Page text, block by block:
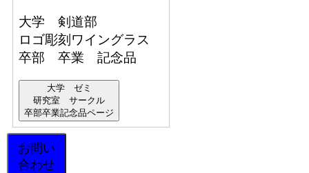
大学 剣道部
ロゴ彫刻ワイングラス
卒部 卒業 記念品
大学 ゼミ
研究室 サークル
卒部卒業記念品ページ
お問い
合わせ